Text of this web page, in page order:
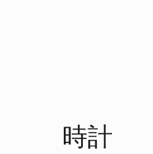
時計